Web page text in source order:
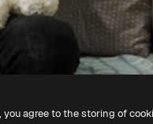
you agree to the storing of